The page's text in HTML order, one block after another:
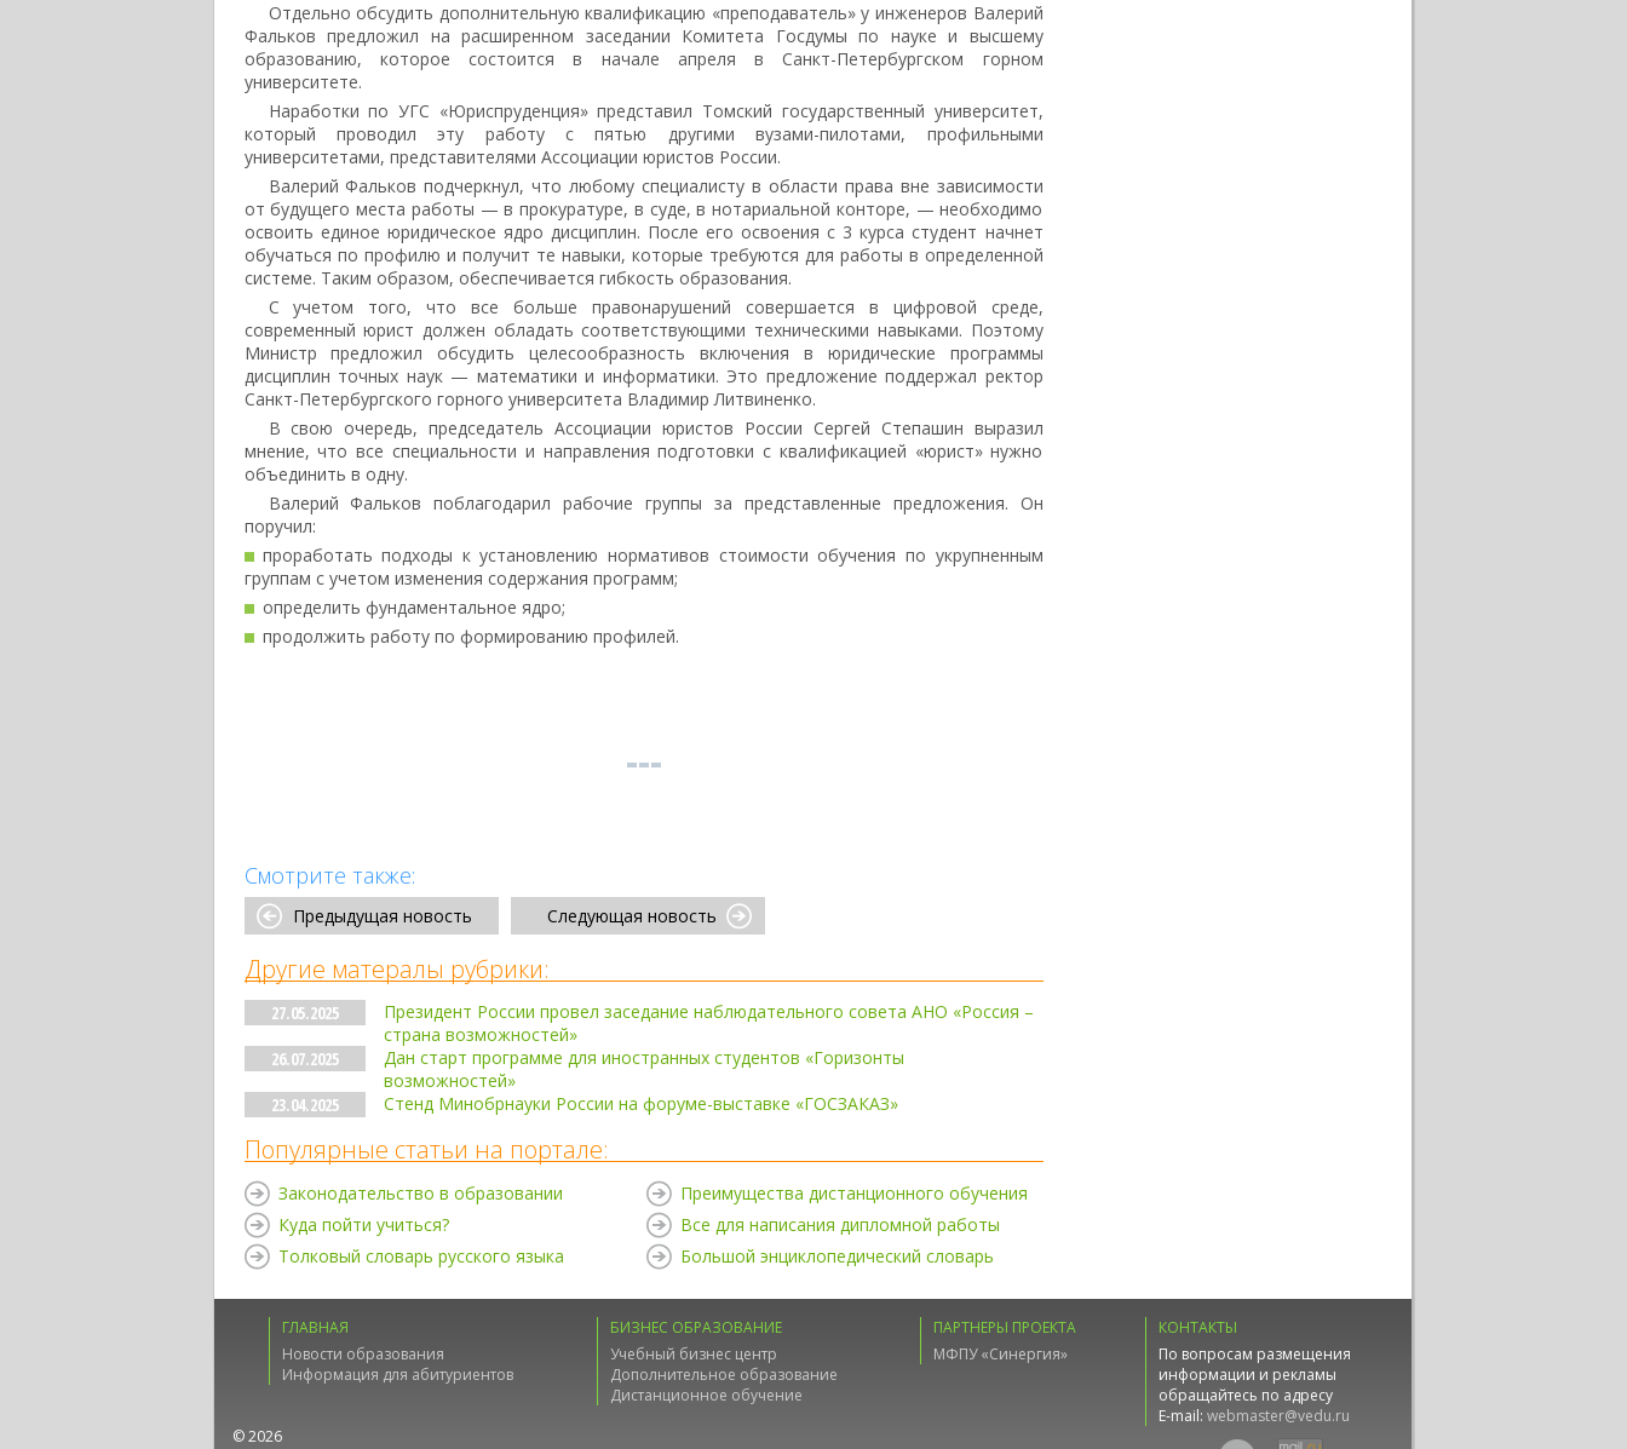
Отдельно обсудить дополнительную квалификацию «преподаватель» у инженеров Валерий
Фальков предложил на расширенном заседании Комитета Госдумы по науке и высшему
образованию, которое состоится в начале апреля в Санкт-Петербургском горном
университете.
Наработки по УГС «Юриспруденция» представил Томский государственный университет,
который проводил эту работу с пятью другими вузами-пилотами, профильными
университетами, представителями Ассоциации юристов России.
Валерий Фальков подчеркнул, что любому специалисту в области права вне зависимости
от будущего места работы — в прокуратуре, в суде, в нотариальной конторе, — необходимо
освоить единое юридическое ядро дисциплин. После его освоения с 3 курса студент начнет
обучаться по профилю и получит те навыки, которые требуются для работы в определенной
системе. Таким образом, обеспечивается гибкость образования.
С учетом того, что все больше правонарушений совершается в цифровой среде,
современный юрист должен обладать соответствующими техническими навыками. Поэтому
Министр предложил обсудить целесообразность включения в юридические программы
дисциплин точных наук — математики и информатики. Это предложение поддержал ректор
Санкт-Петербургского горного университета Владимир Литвиненко.
В свою очередь, председатель Ассоциации юристов России Сергей Степашин выразил
мнение, что все специальности и направления подготовки с квалификацией «юрист» нужно
объединить в одну.
Валерий Фальков поблагодарил рабочие группы за представленные предложения. Он
поручил:
проработать подходы к установлению нормативов стоимости обучения по укрупненным
группам с учетом изменения содержания программ;
определить фундаментальное ядро;
продолжить работу по формированию профилей.
Смотрите также:
Предыдущая новость Следующая новость
Другие матералы рубрики:
27.05.2025
Президент России провел заседание наблюдательного совета АНО «Россия –
страна возможностей»
26.07.2025
Дан старт программе для иностранных студентов «Горизонты
возможностей»
23.04.2025
Стенд Минобрнауки России на форуме-выставке «ГОСЗАКАЗ»
Популярные статьи на портале:
Законодательство в образовании
Куда пойти учиться?
Толковый словарь русского языка
Преимущества дистанционного обучения
Все для написания дипломной работы
Большой энциклопедический словарь
ГЛАВНАЯ
Новости образования
Информация для абитуриентов
БИЗНЕС ОБРАЗОВАНИЕ
Учебный бизнес центр
Дополнительное образование
Дистанционное обучение
ПАРТНЕРЫ ПРОЕКТА
МФПУ «Синергия»
КОНТАКТЫ
По вопросам размещения
информации и рекламы
обращайтесь по адресу
E-mail: webmaster@vedu.ru
© 2026